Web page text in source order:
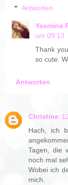
Antworten
Yasmina
um 09:13
Thank
so cute.
Antworten
Christine
Hach, ich
Tagen, die
noch mal
Wobei ich
mich.